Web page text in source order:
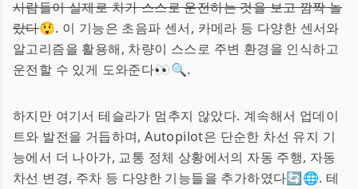
사람들이 실제로 차가 스스로 운전하는 것을 보고 깜짝 놀
랐다😲. 이 기능은 초음파 센서, 카메라 등 다양한 센서와
알고리즘을 활용해, 차량이 스스로 주변 환경을 인식하고
운전할 수 있게 도와준다👀🔍.
하지만 여기서 테슬라가 멈추지 않았다. 계속해서 업데이
트와 발전을 거듭하며, Autopilot은 단순한 차선 유지 기
능에서 더 나아가, 교통 정체 상황에서의 자동 주행, 자동
차선 변경, 주차 등 다양한 기능들을 추가하였다🔄🌐. 테